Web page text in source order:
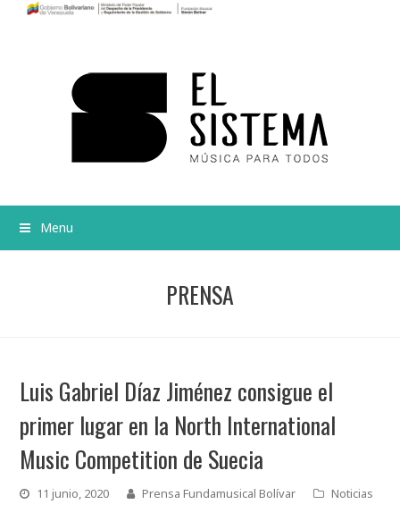
Menu
PRENSA
Luis Gabriel Díaz Jiménez consigue el
primer lugar en la North International
Music Competition de Suecia
11 junio, 2020 Prensa Fundamusical Bolívar Noticias